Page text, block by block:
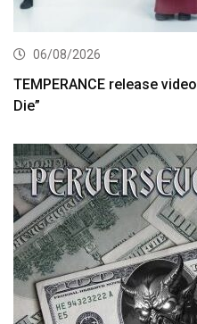
06/08/2026
TEMPERANCE release
Die”